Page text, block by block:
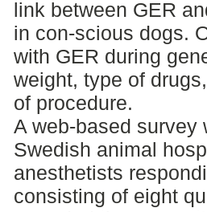
link between GER
in con-scious dogs.
with GER during
weight, type of
of procedure.
A web-based survey
Swedish animal
anesthetists
consisting of eight